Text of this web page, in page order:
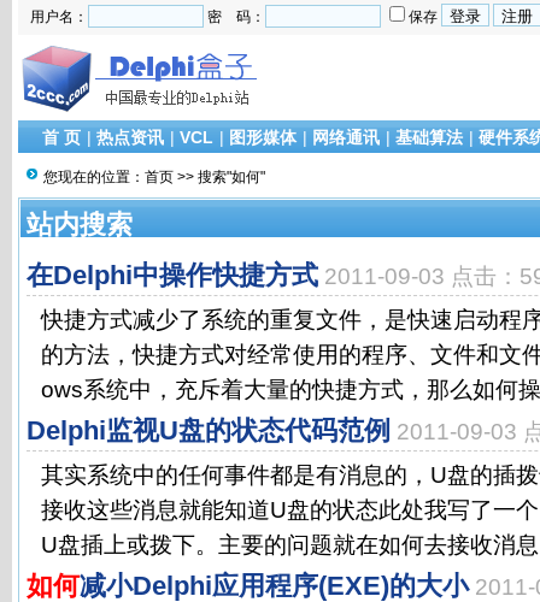
用户名： 密 码： 保存
首 页 | 热点资讯 | VCL | 图形媒体 | 网络通讯 | 基础算法 | 硬件系
您现在的位置： 首页 >> 搜索"如何"
站内搜索
在Delphi中操作快捷方式 2011-09-03 点击：
快捷方式减少了系统的重复文件，是快速启动程
的方法，快捷方式对经常使用的程序、文件和文
ows系统中，充斥着大量的快捷方式，那么如何
Delphi监视U盘的状态代码范例 2011-09-03
其实系统中的任何事件都是有消息的，U盘的插
接收这些消息就能知道U盘的状态此处我写了一
U盘插上或拨下。主要的问题就在如何去接收消
如何减小Delphi应用程序(EXE)的大小